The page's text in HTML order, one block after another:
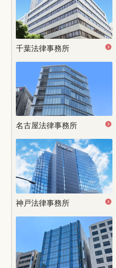
千葉法律事務所
名古屋法律事務所
神戸法律事務所